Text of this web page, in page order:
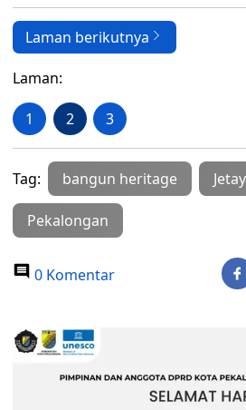
Laman berikutnya
Laman:
1 2 3
Tag: bangun heritage
Pekalongan
0 Komentar